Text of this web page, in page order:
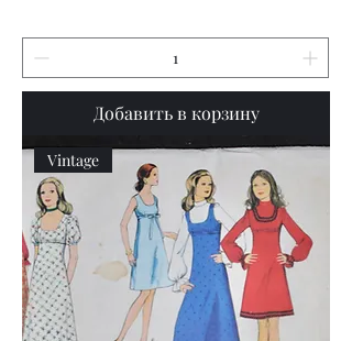
Добавить в корзину
Vintage